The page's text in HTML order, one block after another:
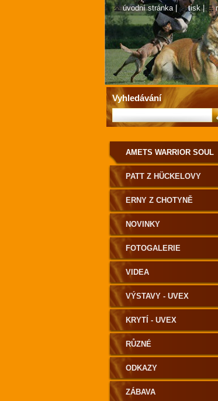
AMETS WARRIOR SOUL
PATT Z HÜCKELOVY
VILY
ERNY Z CHOTYNĚ
NOVINKY
FOTOGALERIE
VIDEA
VÝSTAVY - UVEX
KRYTÍ - UVEX
RŮZNÉ
ODKAZY
ZÁBAVA
Vyhledávání
úvodní stránka | tisk |